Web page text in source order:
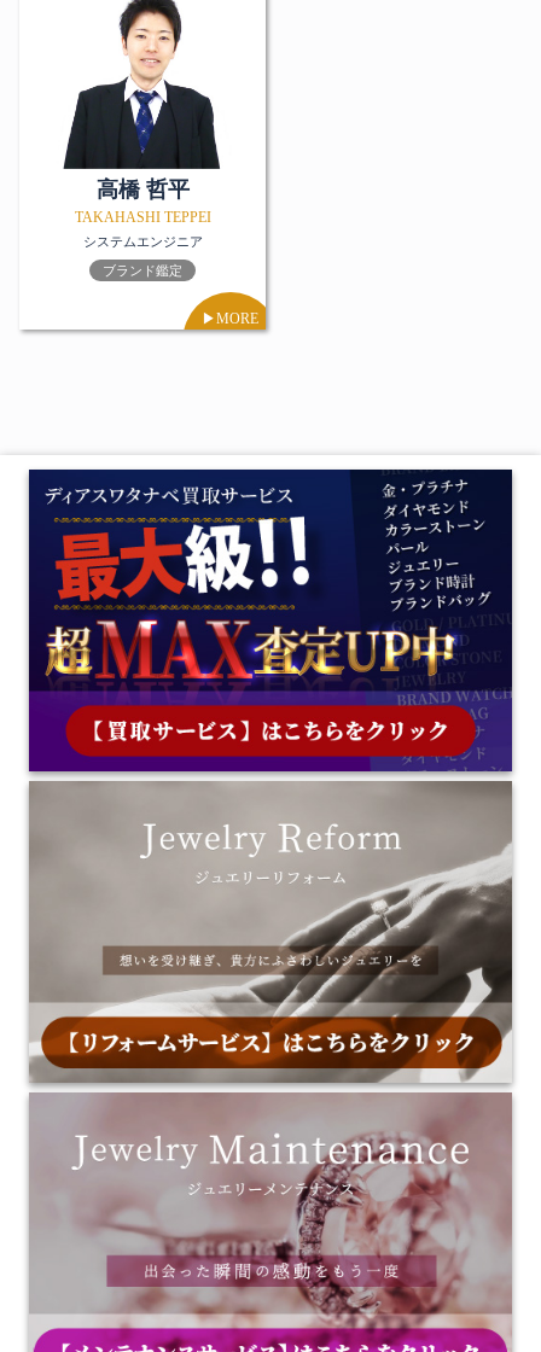
高橋 哲平
TAKAHASHI TEPPEI
システムエンジニア
ブランド鑑定
▶︎MORE